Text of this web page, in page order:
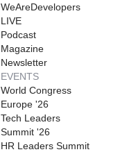
WeAreDevelopers
LIVE
Podcast
Magazine
Newsletter
EVENTS
World Congress
Europe '26
Tech Leaders
Summit '26
HR Leaders Summit